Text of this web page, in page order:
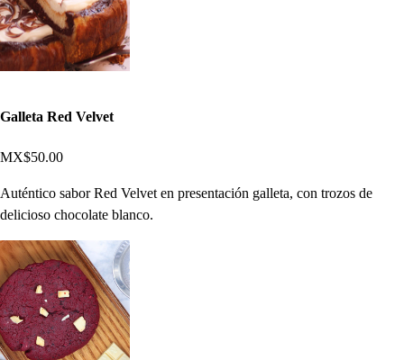
Galleta Red Velvet
MX$50.00
Auténtico sabor Red Velvet en presentación galleta, con trozos de
delicioso chocolate blanco.